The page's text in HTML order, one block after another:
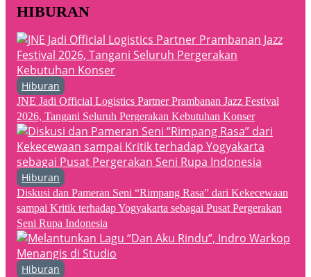
HIBURAN
Hiburan
JNE Jadi Official Logistics Partner Prambanan Jazz Festival
2026, Tangani Seluruh Pergerakan Kebutuhan Konser
Hiburan
Diskusi dan Pameran Seni “Rimpang Rasa” dari Kekecewaan
sampai Kritik terhadap Yogyakarta sebagai Pusat Pergerakan
Seni Rupa Indonesia
Hiburan